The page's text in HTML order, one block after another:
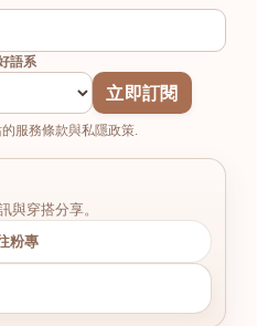
語系
立即訂閱
服務條款與私隱政策.
與穿搭分享。
粉專